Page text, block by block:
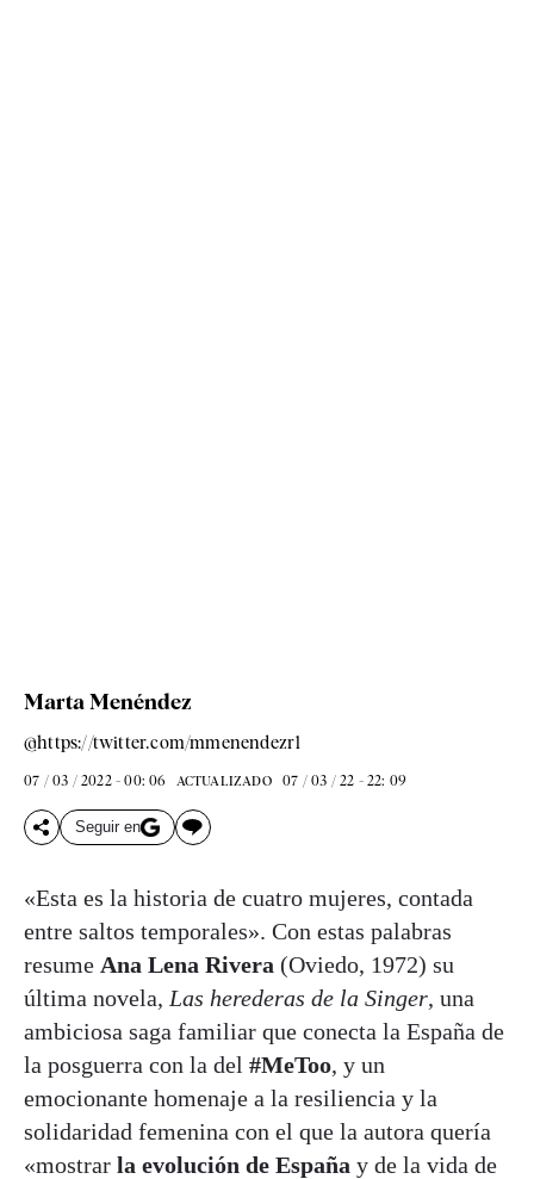
Marta Menéndez
@https://twitter.com/mmenendezr1
07 / 03 / 2022 - 00: 06 ACTUALIZADO 07 / 03 / 22 - 22: 09
Seguir en
«Esta es la historia de cuatro mujeres, contada
entre saltos temporales». Con estas palabras
resume Ana Lena Rivera (Oviedo, 1972) su
última novela, Las herederas de la Singer, una
ambiciosa saga familiar que conecta la España de
la posguerra con la del #MeToo, y un
emocionante homenaje a la resiliencia y la
solidaridad femenina con el que la autora quería
«mostrar la evolución de España y de la vida de